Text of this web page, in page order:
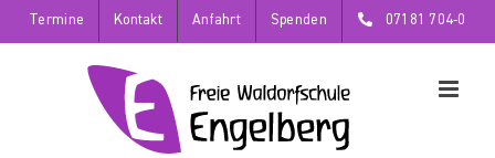
Zum
Inhalt
Termine Kontakt Anfahrt Spenden 07181 704-0